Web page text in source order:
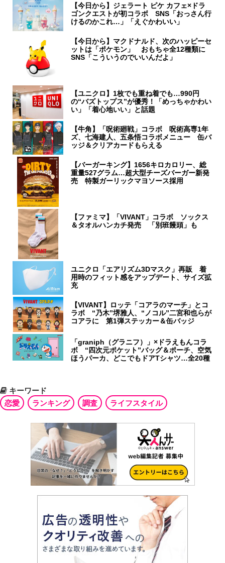
【今日から】ジェラート ピケ カフェ×ドラ
ゴンクエストが初コラボ SNS「おっさん行
けるのかこれ…」「えぐかわいい」
【今日から】マクドナルド、次のハッピーセ
ットは「ポケモン」 おもちゃ全12種類に
SNS「こういうのでいいんだよ」
【ユニクロ】1枚でも重ね着でも…990円
の“バズトップス”が優秀！「めっちゃかわい
い」「着心地いい」と話題
【牛角】「呪術廻戦」コラボ 呪術高専1年
ズ、七海建人、五条悟コラボメニュー 缶バ
ッジ＆クリアカードもらえる
【バーガーキング】1656キロカロリー、総
重量527グラム…超大型チーズバーガー新発
売 特製ガーリックマヨソース採用
【ファミマ】「VIVANT」コラボ ソックス
＆タオルハンカチ発売 「別班饅頭」も
ユニクロ「エアリズム3Dマスク」再販 着
用時のフィット感をアップデート、サイズ拡
充
【VIVANT】ロッテ「コアラのマーチ」とコ
ラボ “乃木”堺雅人、“ノコル”二宮和也らが
コアラに 第1弾ステッカー＆缶バッジ
「graniph（グラニフ）」×ドラえもんコラ
ボ “四次元ポケット”バッグ＆ポーチ、空気
ほうパーカ、どこでもドアTシャツ…全20種
キーワード
恋愛
ランキング 調査 ライフスタイル